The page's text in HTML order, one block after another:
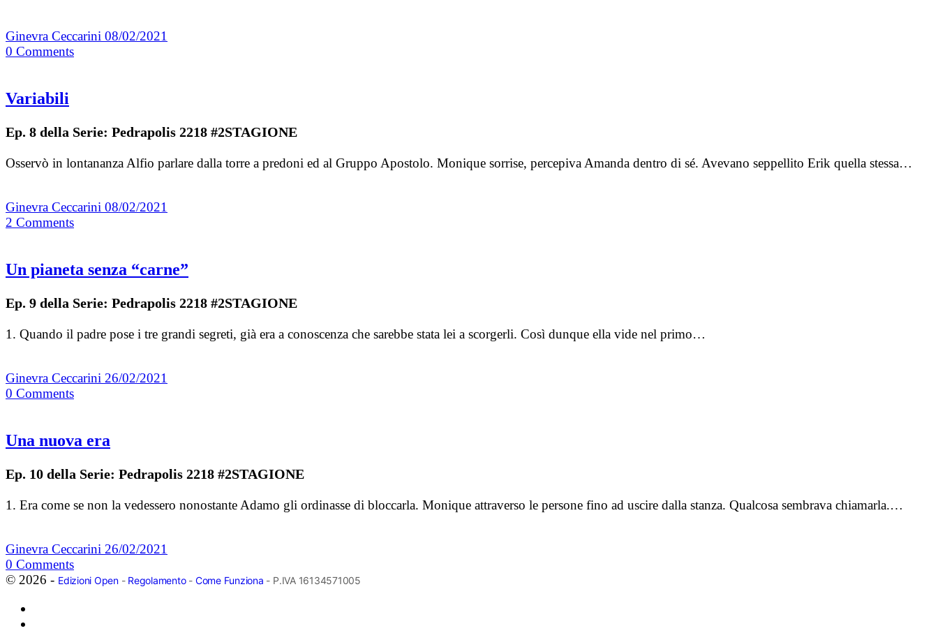
Ginevra Ceccarini 08/02/2021
0 Comments
Variabili
Ep. 8 della Serie: Pedrapolis 2218 #2STAGIONE
Osservò in lontananza Alfio parlare dalla torre a predoni ed al Gruppo Apostolo. Monique sorrise, percepiva Amanda dentro di sé. Avevano seppellito Erik quella stessa…
Ginevra Ceccarini 08/02/2021
2 Comments
Un pianeta senza “carne”
Ep. 9 della Serie: Pedrapolis 2218 #2STAGIONE
1. Quando il padre pose i tre grandi segreti, già era a conoscenza che sarebbe stata lei a scorgerli. Così dunque ella vide nel primo…
Ginevra Ceccarini 26/02/2021
0 Comments
Una nuova era
Ep. 10 della Serie: Pedrapolis 2218 #2STAGIONE
1. Era come se non la vedessero nonostante Adamo gli ordinasse di bloccarla. Monique attraverso le persone fino ad uscire dalla stanza. Qualcosa sembrava chiamarla.…
Ginevra Ceccarini 26/02/2021
0 Comments
© 2026 - Edizioni Open- Regolamento- Come Funziona - P.IVA 16134571005